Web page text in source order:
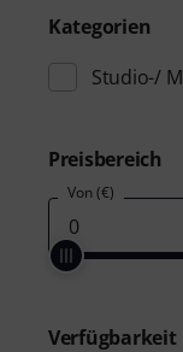
Kategorien
Studio-/
Preisbereich
Von (€)
Verfügbarkeit